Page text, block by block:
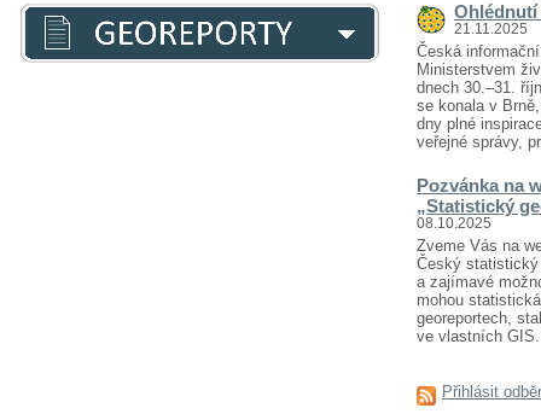
Ohlédnutí
21.11.2025
Česká
Ministerstvem
dnech 30.–31.
se konala v
dny plné
veřejné správy,
Pozvánka na
„Statistický
08.10.2025
Zveme Vás na
Český
a zajímavé
mohou
georeportech,
ve vlastních
Přihlásit